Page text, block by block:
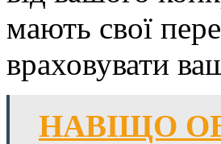
мають свої
враховувати
НАВІЩО